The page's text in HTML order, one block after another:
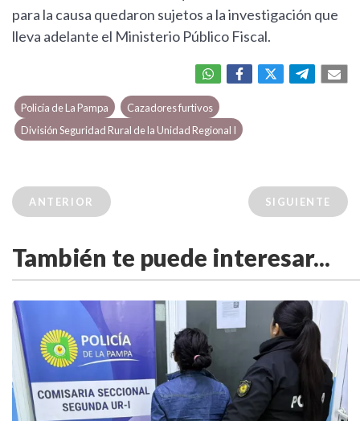
para la causa quedaron sujetos a la investigación que
lleva adelante el Ministerio Público Fiscal.
Policía de La Pampa
Cazadores furtivos
División Seguridad Rural de la Unidad Regional I
ANTERIOR SIGUIENTE
También te puede interesar...